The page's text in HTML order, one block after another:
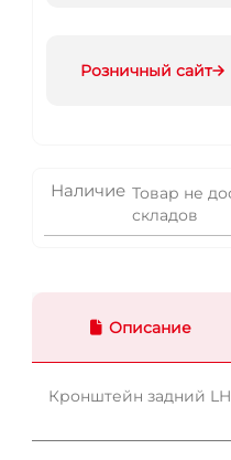
Розничный сайт
Наличие Товар не
складов
Описание
Кронштейн задний